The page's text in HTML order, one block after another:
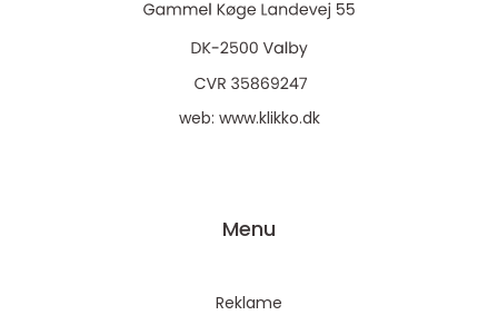
web: www.klikko.dk
Menu
Reklame